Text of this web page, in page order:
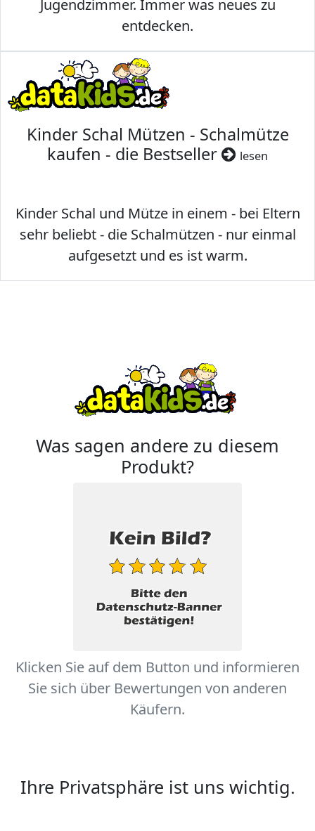
Jugendzimmer. Immer was neues zu
entdecken.
Kinder Schal Mützen - Schalmütze
kaufen - die Bestseller
lesen
Kinder Schal und Mütze in einem - bei Eltern
sehr beliebt - die Schalmützen - nur einmal
aufgesetzt und es ist warm.
Was sagen andere zu diesem
Produkt?
Klicken Sie auf dem Button und informieren
Sie sich über Bewertungen von anderen
Käufern.
Ihre Privatsphäre ist uns wichtig.